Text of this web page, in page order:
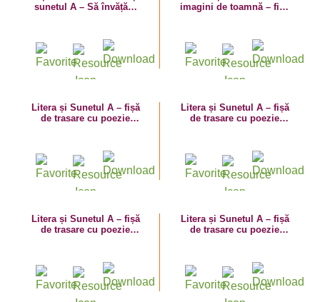
sunetul A – Să învățăm
imagini de toamnă – fișă
Litera și Sunetul A – fișă
de trasare cu poezie
Litera și Sunetul A – fișă
de trasare cu poezie
Litera și Sunetul A – fișă
de trasare cu poezie
Litera și Sunetul A – fișă
de trasare cu poezie